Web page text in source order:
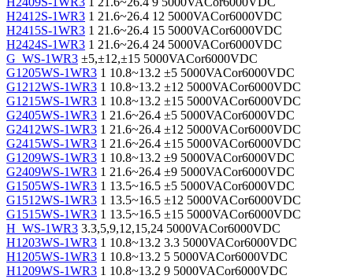
H2412S-1WR3 1 21.6~26.4 12 5000VACor6000VDC
H2415S-1WR3 1 21.6~26.4 15 5000VACor6000VDC
H2424S-1WR3 1 21.6~26.4 24 5000VACor6000VDC
G_WS-1WR3 ±5,±12,±15 5000VACor6000VDC
G1205WS-1WR3 1 10.8~13.2 ±5 5000VACor6000VDC
G1212WS-1WR3 1 10.8~13.2 ±12 5000VACor6000VDC
G1215WS-1WR3 1 10.8~13.2 ±15 5000VACor6000VDC
G2405WS-1WR3 1 21.6~26.4 ±5 5000VACor6000VDC
G2412WS-1WR3 1 21.6~26.4 ±12 5000VACor6000VDC
G2415WS-1WR3 1 21.6~26.4 ±15 5000VACor6000VDC
G1209WS-1WR3 1 10.8~13.2 ±9 5000VACor6000VDC
G2409WS-1WR3 1 21.6~26.4 ±9 5000VACor6000VDC
G1505WS-1WR3 1 13.5~16.5 ±5 5000VACor6000VDC
G1512WS-1WR3 1 13.5~16.5 ±12 5000VACor6000VDC
G1515WS-1WR3 1 13.5~16.5 ±15 5000VACor6000VDC
H_WS-1WR3 3.3,5,9,12,15,24 5000VACor6000VDC
H1203WS-1WR3 1 10.8~13.2 3.3 5000VACor6000VDC
H1205WS-1WR3 1 10.8~13.2 5 5000VACor6000VDC
H1209WS-1WR3 1 10.8~13.2 9 5000VACor6000VDC